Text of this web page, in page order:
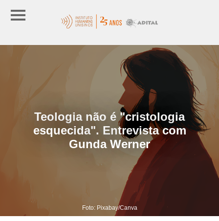
Teologia não é "cristologia
esquecida". Entrevista com
Gunda Werner
Foto: Pixabay/Canva